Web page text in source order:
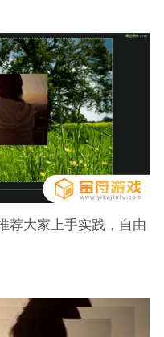
荐大家上手实践，自由